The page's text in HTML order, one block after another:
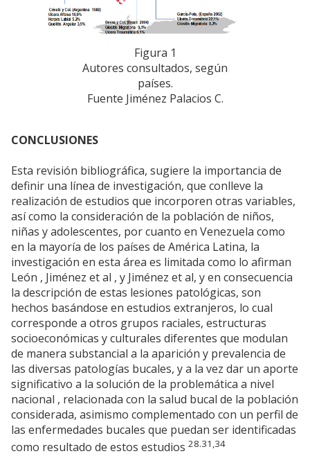
Figura 1
Autores consultados, según
países.
Fuente Jiménez Palacios C.
CONCLUSIONES
Esta revisión bibliográfica, sugiere la importancia de
definir una línea de investigación, que conlleve la
realización de estudios que incorporen otras variables,
así como la consideración de la población de niños,
niñas y adolescentes, por cuanto en Venezuela como
en la mayoría de los países de América Latina, la
investigación en esta área es limitada como lo afirman
León , Jiménez et al , y Jiménez et al, y en consecuencia
la descripción de estas lesiones patológicas, son
hechos basándose en estudios extranjeros, lo cual
corresponde a otros grupos raciales, estructuras
socioeconómicas y culturales diferentes que modulan
de manera substancial a la aparición y prevalencia de
las diversas patologías bucales, y a la vez dar un aporte
significativo a la solución de la problemática a nivel
nacional , relacionada con la salud bucal de la población
considerada, asimismo complementado con un perfil de
las enfermedades bucales que puedan ser identificadas
como resultado de estos estudios 28.31,34